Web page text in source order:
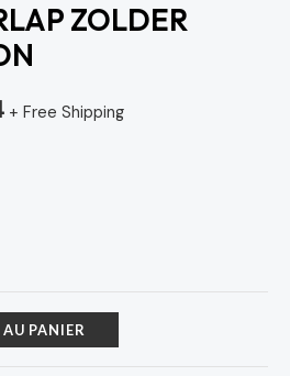
ZOLDER
+ Free Shipping
PANIER